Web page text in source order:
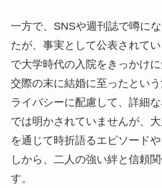
一方で、SNSや週刊誌で噂に
たが、事実として公表されて
で大学時代の入院をきっかけ
交際の末に結婚に至ったとい
ライバシーに配慮して、詳細
では明かされていませんが、
を通じて時折語るエピソード
しから、二人の強い絆と信頼
す。